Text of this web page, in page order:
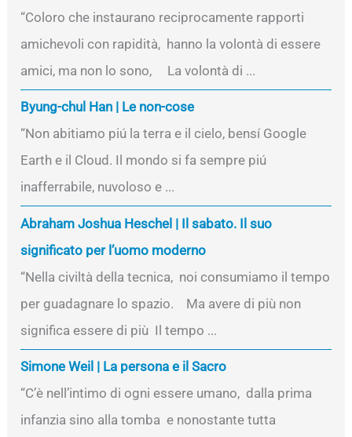
“Coloro che instaurano reciprocamente rapporti
amichevoli con rapidità, hanno la volontà di essere
amici, ma non lo sono, La volontà di ...
Byung-chul Han | Le non-cose
“Non abitiamo piú la terra e il cielo, bensí Google
Earth e il Cloud. Il mondo si fa sempre piú
inafferrabile, nuvoloso e ...
Abraham Joshua Heschel | Il sabato. Il suo
significato per l’uomo moderno
“Nella civiltà della tecnica, noi consumiamo il tempo
per guadagnare lo spazio. Ma avere di più non
significa essere di più Il tempo ...
Simone Weil | La persona e il Sacro
“C’è nell’intimo di ogni essere umano, dalla prima
infanzia sino alla tomba e nonostante tutta